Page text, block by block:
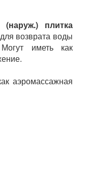
плитка
возврата воды
иметь как
аэромассажная